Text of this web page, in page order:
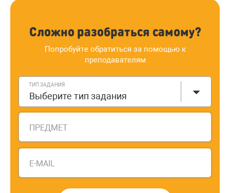
Сложно разобраться самому?
Попробуйте обратиться за помощью к
преподавателям
ТИП ЗАДАНИЯ
Выберите тип задания
ПРЕДМЕТ
E-MAIL